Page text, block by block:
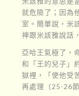
就危險了；因為
室。簡單說，米
神跟米該雅說話
亞哈王氣極了，
和「王的兒子」
獄裡，「使他受
再處理（25-26節